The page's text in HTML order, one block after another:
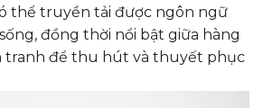
thể truyền tải được ngôn ngữ
đồng thời nổi bật giữa hàng
tranh để thu hút và thuyết phục